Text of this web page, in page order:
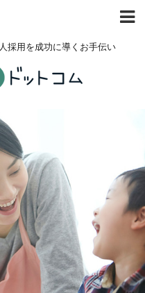
採用を成功に導くお手伝い